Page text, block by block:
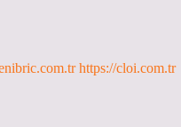
https://cloi.com.tr